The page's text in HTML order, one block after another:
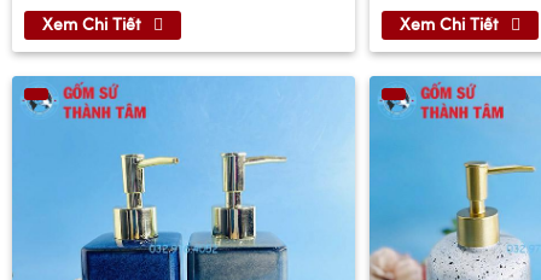
Xem Chi Tiết Xem Chi Tiết